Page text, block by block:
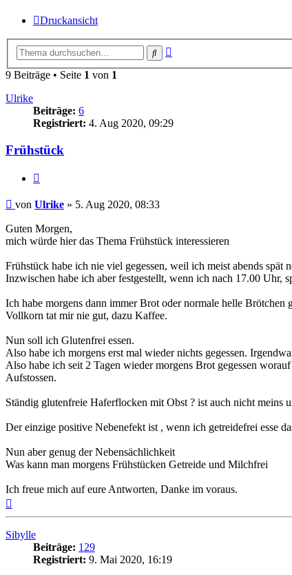
Druckansicht
Suche
9 Beiträge • Seite 1 von 1
Ulrike
Beiträge: 6
Registriert: 4. Aug 2020, 09:29
Frühstück
Beitrag
von Ulrike » 5. Aug 2020, 08:33
Guten Morgen,
mich würde hier das Thema Frühstück interessieren
Frühstück habe ich nie viel gegessen, weil ich meist abends spät
Inzwischen habe ich aber festgestellt, wenn ich nach 17.00 Uhr,
Ich habe morgens dann immer Brot oder normale helle Brötchen
Vollkorn tat mir nie gut, dazu Kaffee.
Nun soll ich Glutenfrei essen.
Also habe ich morgens erst mal wieder nichts gegessen.
Also habe ich seit 2 Tagen wieder morgens Brot gegessen
Aufstossen.
Ständig glutenfreie Haferflocken mit Obst ? ist auch nicht meins
Der einzige positive Nebenefekt ist , wenn ich getreidefrei esse
Nun aber genug der Nebensächlichkeit
Was kann man morgens Frühstücken Getreide und Milchfrei
Ich freue mich auf eure Antworten, Danke im voraus.
Sibylle
Beiträge: 129
Registriert: 9. Mai 2020, 16:19